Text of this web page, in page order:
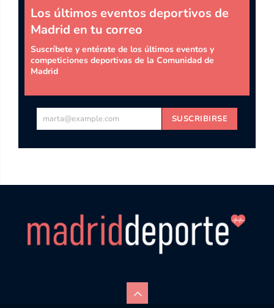
Los últimos eventos deportivos de
Madrid en tu correo
Suscríbete y entérate de los últimos eventos y
competiciones deportivas de la Comunidad de
Madrid
Tumarta@example.com SUSCRIBIRSE